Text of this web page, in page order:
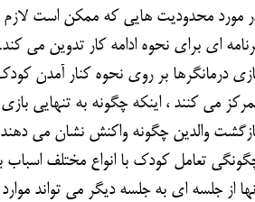
مورد محدودیت هایی که ممکن است لازم
ای برای نحوه ادامه کار تدوین می کند.
درمانگرها بر روی نحوه کنار آمدن
می کنند ، اینکه چگونه به تنهایی
والدین چگونه واکنش نشان می
تعامل کودک با انواع مختلف اسباب
از جلسه ای به جلسه دیگر می تواند